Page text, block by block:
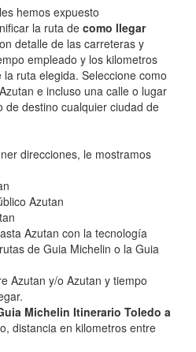
hemos expuesto
la ruta de como llegar
detalle de las carreteras y
empleado y los kilometros
ruta elegida. Seleccione como
e incluso una calle o lugar
de destino cualquier ciudad de
direcciones, le mostramos
Azutan
Azutan con la tecnología
de Guia Michelin o la Guia
Azutan y/o Azutan y tiempo
Michelin Itinerario Toledo a
distancia en kilometros entre